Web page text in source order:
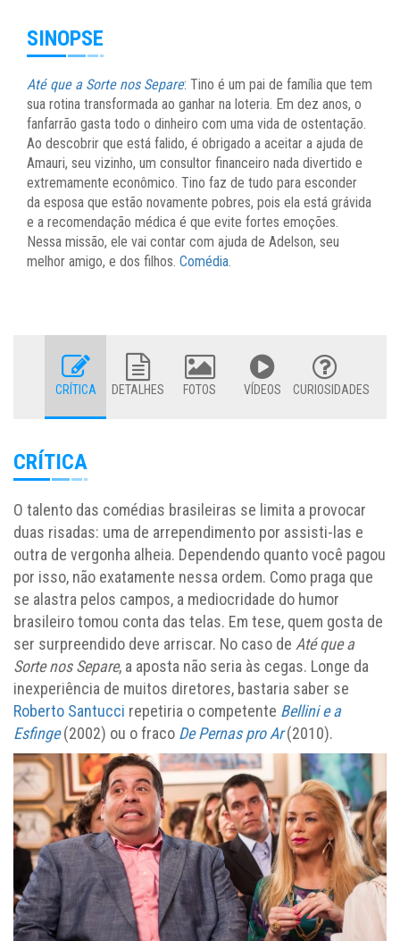
SINOPSE
Até que a Sorte nos Separe: Tino é um pai de família que tem
sua rotina transformada ao ganhar na loteria. Em dez anos, o
fanfarrão gasta todo o dinheiro com uma vida de ostentação.
Ao descobrir que está falido, é obrigado a aceitar a ajuda de
Amauri, seu vizinho, um consultor financeiro nada divertido e
extremamente econômico. Tino faz de tudo para esconder
da esposa que estão novamente pobres, pois ela está grávida
e a recomendação médica é que evite fortes emoções.
Nessa missão, ele vai contar com ajuda de Adelson, seu
melhor amigo, e dos filhos. Comédia.
CRÍTICA DETALHES FOTOS VÍDEOS CURIOSIDADES
CRÍTICA
O talento das comédias brasileiras se limita a provocar
duas risadas: uma de arrependimento por assisti-las e
outra de vergonha alheia. Dependendo quanto você pagou
por isso, não exatamente nessa ordem. Como praga que
se alastra pelos campos, a mediocridade do humor
brasileiro tomou conta das telas. Em tese, quem gosta de
ser surpreendido deve arriscar. No caso de Até que a
Sorte nos Separe, a aposta não seria às cegas. Longe da
inexperiência de muitos diretores, bastaria saber se
Roberto Santucci repetiria o competente Bellini e a
Esfinge(2002) ou o fraco De Pernas pro Ar(2010).